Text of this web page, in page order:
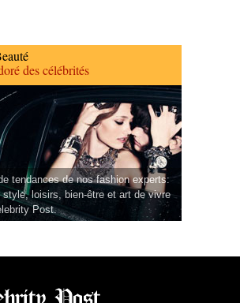
des célébrités
tendances de nos fashion experts:
style, loisirs, bien-être et art de vivre
Post.